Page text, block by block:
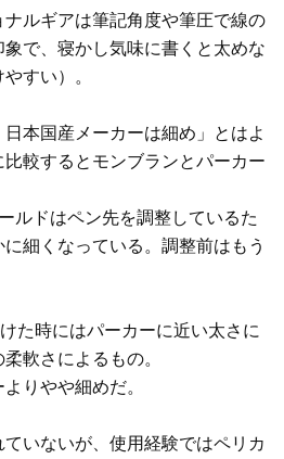
ルギアは筆記角度や筆圧で線の
で、寝かし気味に書くと太めな
すい）。
日本国産メーカーは細め」とはよ
較するとモンブランとパーカー
ルドはペン先を調整しているた
細くなっている。調整前はもう
た時にはパーカーに近い太さに
軟さによるもの。
りやや細めだ。
いないが、使用経験ではペリカ